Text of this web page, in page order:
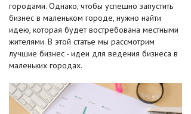
городами. Однако, чтобы успешно запустить
бизнес в маленьком городе, нужно найти
идею, которая будет востребована местными
жителями. В этой статье мы рассмотрим
лучшие бизнес - идеи для ведения бизнеса в
маленьких городах.